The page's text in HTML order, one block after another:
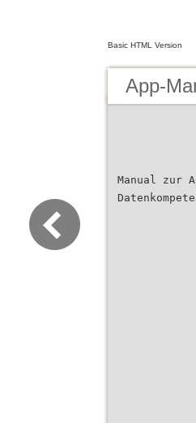
Basic HTML Version
App-
Manual zur